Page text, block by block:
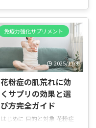
に寄与するかを分かりやすく
まとめたものです。臨床・基
礎研究の知見を整理し、日常
生活での活用につなげること
を目指しています。 乳酸菌
11-1とは 乳酸菌11-1は腸内
で働く善玉菌の一つで、免疫
細胞を刺激したり腸内環境を
整えたりする可能性が示され
疫細胞からのシグナル伝達を
免疫力強化サプリメント
2025/11/3
花粉症の肌荒れに効
くサプリの効果と選
び方完全ガイド
はじめに 目的と対象 花粉症